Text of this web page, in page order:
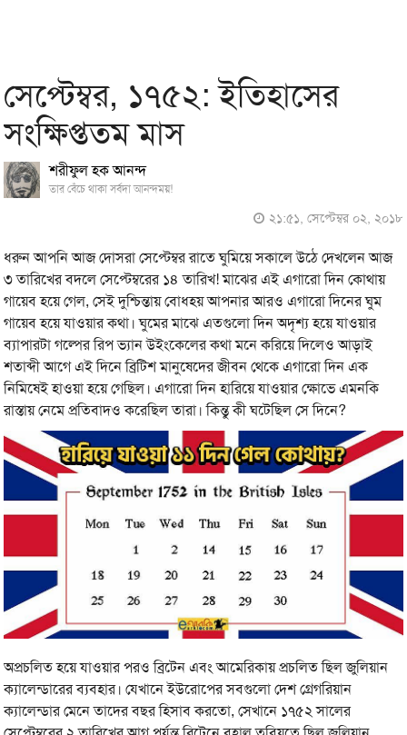
সেপ্টেম্বর, ১৭৫২: ইতিহাসের
সংক্ষিপ্ততম মাস
শরীফুল হক আনন্দ
তার বেঁচে থাকা সর্বদা আনন্দময়!
২১:৫১, সেপ্টেম্বর ০২, ২০১৮
ধরুন আপনি আজ দোসরা সেপ্টেম্বর রাতে ঘুমিয়ে সকালে উঠে দেখলেন আজ
৩ তারিখের বদলে সেপ্টেম্বরের ১৪ তারিখ! মাঝের এই এগারো দিন কোথায়
গায়েব হয়ে গেল, সেই দুশ্চিন্তায় বোধহয় আপনার আরও এগারো দিনের ঘুম
গায়েব হয়ে যাওয়ার কথা। ঘুমের মাঝে এতগুলো দিন অদৃশ্য হয়ে যাওয়ার
ব্যাপারটা গল্পের রিপ ভ্যান উইংকেলের কথা মনে করিয়ে দিলেও আড়াই
শতাব্দী আগে এই দিনে ব্রিটিশ মানুষেদের জীবন থেকে এগারো দিন এক
নিমিষেই হাওয়া হয়ে গেছিল। এগারো দিন হারিয়ে যাওয়ার ক্ষোভে এমনকি
রাস্তায় নেমে প্রতিবাদও করেছিল তারা। কিন্তু কী ঘটেছিল সে দিনে?
অপ্রচলিত হয়ে যাওয়ার পরও ব্রিটেন এবং আমেরিকায় প্রচলিত ছিল জুলিয়ান
ক্যালেন্ডারের ব্যবহার। যেখানে ইউরোপের সবগুলো দেশ গ্রেগরিয়ান
ক্যালেন্ডার মেনে তাদের বছর হিসাব করতো, সেখানে ১৭৫২ সালের